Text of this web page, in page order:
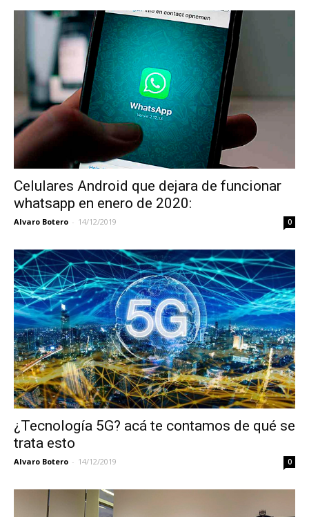
Celulares Android que dejara de funcionar
whatsapp en enero de 2020:
Alvaro Botero - 14/12/2019 0
¿Tecnología 5G? acá te contamos de qué se
trata esto
Alvaro Botero - 14/12/2019 0